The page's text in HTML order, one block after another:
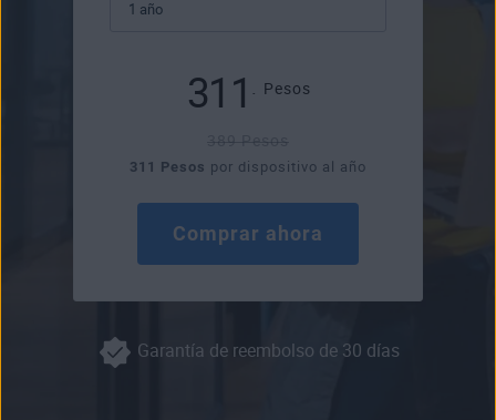
311 Pesos
389 Pesos
311 Pesos por dispositivo al año
Comprar ahora
Garantía de reembolso de 30 días